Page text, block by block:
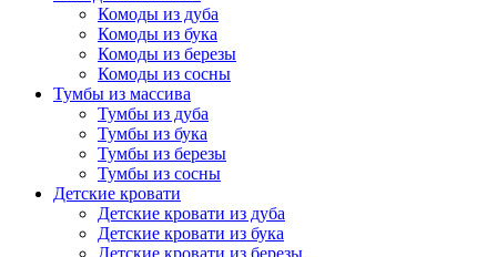
Комоды из дуба
Комоды из бука
Комоды из березы
Комоды из сосны
Тумбы из массива
Тумбы из дуба
Тумбы из бука
Тумбы из березы
Тумбы из сосны
Детские кровати
Детские кровати из дуба
Детские кровати из бука
Детские кровати из березы